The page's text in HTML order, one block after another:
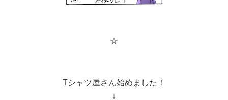
☆
Tシャツ屋さん始めました！
↓